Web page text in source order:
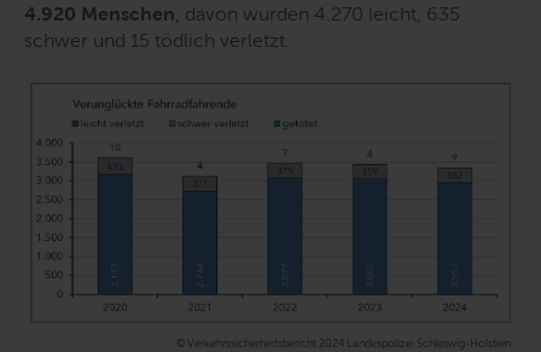
4.920 Menschen, davon wurden 4.270 leicht, 635
schwer und 15 tödlich verletzt.
© Verkehrssicherheitsbericht 2024 Landespolizei Schleswig-Holstein